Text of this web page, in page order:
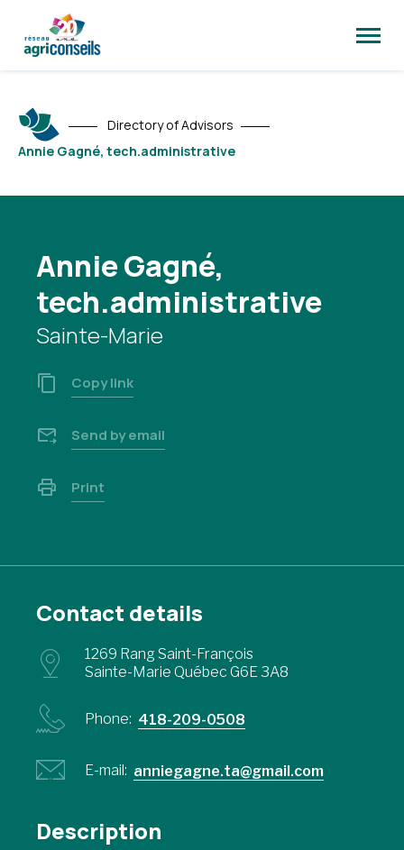
site
Directory of Advisors
Annie Gagné, tech.administrative
Annie Gagné,
tech.administrative
Sainte-Marie
Copy link
Send by email
Print
Contact details
1269 Rang Saint-François
Sainte-Marie Québec G6E 3A8
Phone: 418-209-0508
E-mail: anniegagne.ta@gmail.com
Description